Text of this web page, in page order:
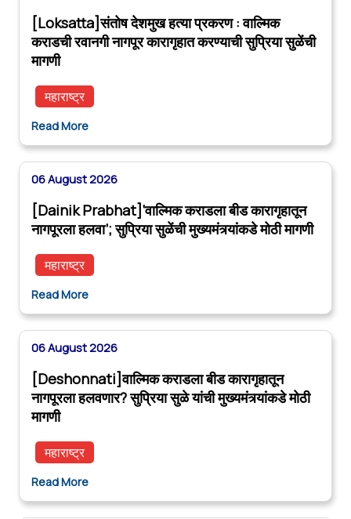
[Loksatta]संतोष देशमुख हत्या प्रकरण : वाल्मिक
कराडची रवानगी नागपूर कारागृहात करण्याची सुप्रिया सुळेंची
मागणी
महाराष्ट्र
Read More
06 August 2026
[Dainik Prabhat]‘वाल्मिक कराडला बीड कारागृहातून
नागपूरला हलवा’; सुप्रिया सुळेंची मुख्यमंत्र्यांकडे मोठी मागणी
महाराष्ट्र
Read More
06 August 2026
[Deshonnati]वाल्मिक कराडला बीड कारागृहातून
नागपूरला हलवणार? सुप्रिया सुळे यांची मुख्यमंत्र्यांकडे मोठी
मागणी
महाराष्ट्र
Read More